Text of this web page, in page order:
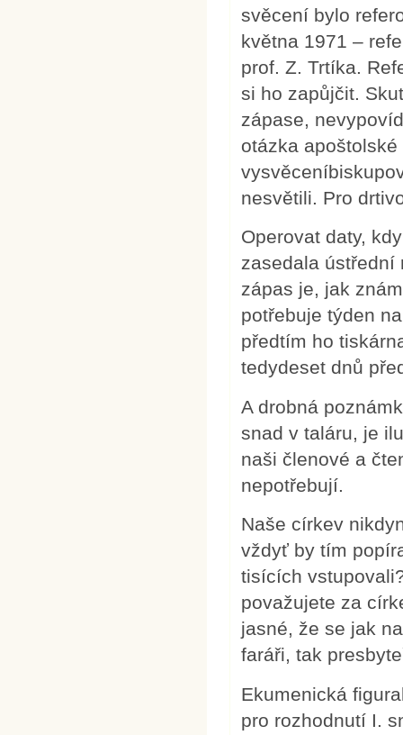
svěcení bylo
května 1971 –
prof. Z. Trtíka.
si ho zapůjčit.
zápase,
otázka
nesvětili. Pro
Operovat daty,
zasedala ústřední
zápas je, jak
potřebuje týden
předtím ho
tedydeset dnů
A drobná
snad v taláru, je
naši členové a
nepotřebují.
Naše církev
vždyť by tím
tisících
považujete za
jasné, že se jak
faráři, tak
Ekumenická
pro rozhodnutí I.